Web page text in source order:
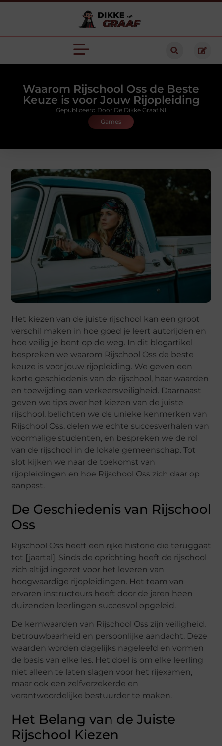
Waarom Rijschool Oss de Beste
Keuze is voor Jouw Rijopleiding
Games
Gepubliceerd Door De Dikke Graaf.nl
Het kiezen van de juiste rijschool kan een groot
verschil maken in hoe goed je leert autorijden en
hoe veilig je bent op de weg. In dit blogartikel
bespreken we waarom Rijschool Oss de beste
keuze is voor jouw rijopleiding. We geven een
korte geschiedenis van de rijschool, haar waarden
en toewijding aan verkeersveiligheid. Daarnaast
geven we tips over het kiezen van de juiste
rijschool, belichten we de unieke kenmerken van
Rijschool Oss, delen we echte succesverhalen van
voormalige studenten, en bespreken we de rol
van de rijschool in de lokale gemeenschap. Tot
slot kijken we naar de toekomst van
rijopleidingen en hoe Rijschool Oss zich daar op
aanpast.
De Geschiedenis van Rijschool
Oss
Rijschool Oss heeft een rijke historie die teruggaat
tot [jaartal]. Sinds de oprichting heeft de rijschool
zich altijd ingezet voor het leveren van
hoogwaardige rijopleidingen. Het team van
ervaren instructeurs heeft door de jaren heen
duizenden leerlingen succesvol opgeleid.
De kernwaarden van Rijschool Oss zijn veiligheid,
betrouwbaarheid en persoonlijke aandacht. Deze
waarden worden dagelijks nageleefd en vormen
de basis van elke les. Het doel is om elke leerling
niet alleen te laten slagen voor het rijexamen,
maar ook een zelfverzekerde en
verantwoordelijke bestuurder te maken.
Het Belang van de Juiste
Rijschool Kiezen